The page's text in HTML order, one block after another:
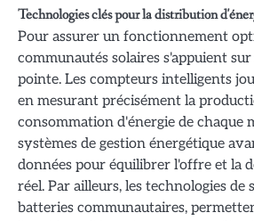
Technologies clés pour la distribution
Pour assurer un fonctionnement
communautés solaires s'appuient
pointe. Les compteurs intelligents
en mesurant précisément la
consommation d'énergie de chaque
systèmes de gestion énergétique
données pour équilibrer l'offre et la
réel. Par ailleurs, les technologies de
batteries communautaires,